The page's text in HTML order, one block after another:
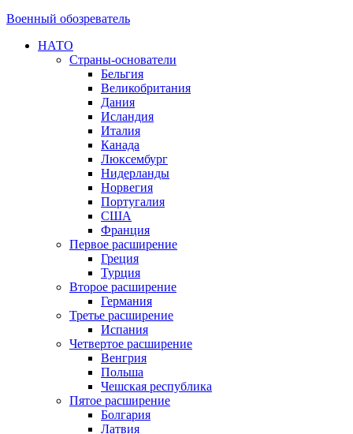
Военный обозреватель
НАТО
Страны-основатели
Бельгия
Великобритания
Дания
Исландия
Италия
Канада
Люксембург
Нидерланды
Норвегия
Португалия
США
Франция
Первое расширение
Греция
Турция
Второе расширение
Германия
Третье расширение
Испания
Четвертое расширение
Венгрия
Польша
Чешская республика
Пятое расширение
Болгария
Латвия